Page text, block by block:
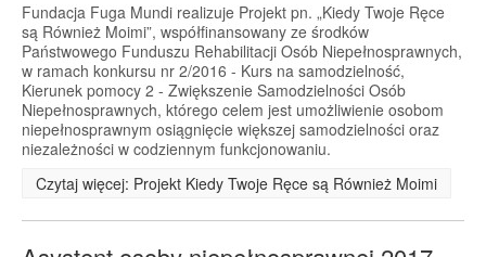
Fundacja Fuga Mundi realizuje Projekt pn. „Kiedy Twoje Ręce
są Również Moimi”, współfinansowany ze środków
Państwowego Funduszu Rehabilitacji Osób Niepełnosprawnych,
w ramach konkursu nr 2/2016 - Kurs na samodzielność,
Kierunek pomocy 2 - Zwiększenie Samodzielności Osób
Niepełnosprawnych, którego celem jest umożliwienie osobom
niepełnosprawnym osiągnięcie większej samodzielności oraz
niezależności w codziennym funkcjonowaniu.
Czytaj więcej: Projekt Kiedy Twoje Ręce są Również Moimi